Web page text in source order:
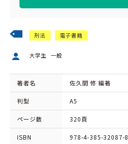
刑法 電子書籍
大学生 一般
著者名 佐久間 修 編著
判型 A5
ページ数 320頁
ISBN 978-4-385-32087-8